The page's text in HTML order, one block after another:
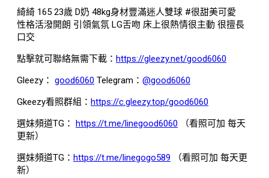
綺綺 165 23歲 D奶 48kg身材豐滿迷人雙球 #很甜美可愛
性格活潑開朗 引領氣氛 LG舌吻 床上很熱情很主動 很擅長
口交
點擊就可聯絡無需下載： https://gleezy.net/good6060
Gleezy： good6060 Telegram： @good6060
Gkeezy看照群組： https://c.gleezy.top/good6060
選妹頻道TG： https://t.me/linegood6060 （看照可加 每天
更新）
選妹頻道TG： https://t.me/linegogo589 （看照可加 每天更
新）